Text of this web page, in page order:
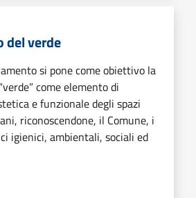
del verde
si pone come obiettivo la
come elemento di
e funzionale degli spazi
riconoscendone, il Comune, i
igienici, ambientali, sociali ed